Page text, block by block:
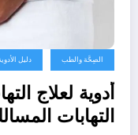
الصِحَّة والطب دليل
أدوية لعلاج
التهابات